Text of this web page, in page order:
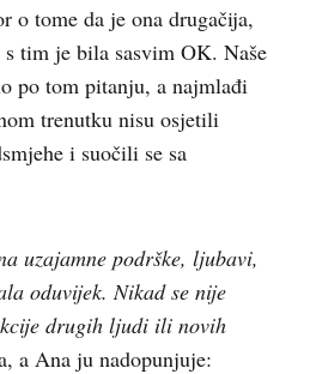
o tome da je ona drugačija,
tim je bila sasvim OK. Naše
po tom pitanju, a najmlađi
trenutku nisu osjetili
i suočili se sa
uzajamne podrške, ljubavi,
oduvijek. Nikad se nije
drugih ljudi ili novih
a Ana ju nadopunjuje: